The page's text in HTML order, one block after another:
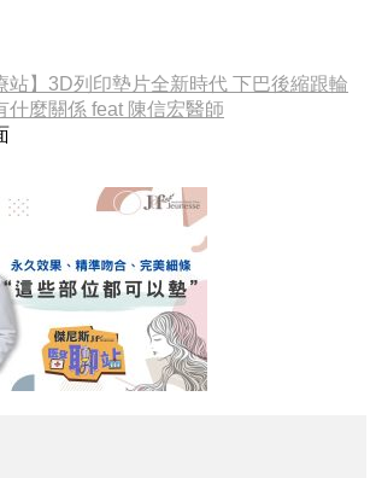
站】3D列印墊片全新時代 下巴後縮跟輪
什麼關係 feat 陳信宏醫師